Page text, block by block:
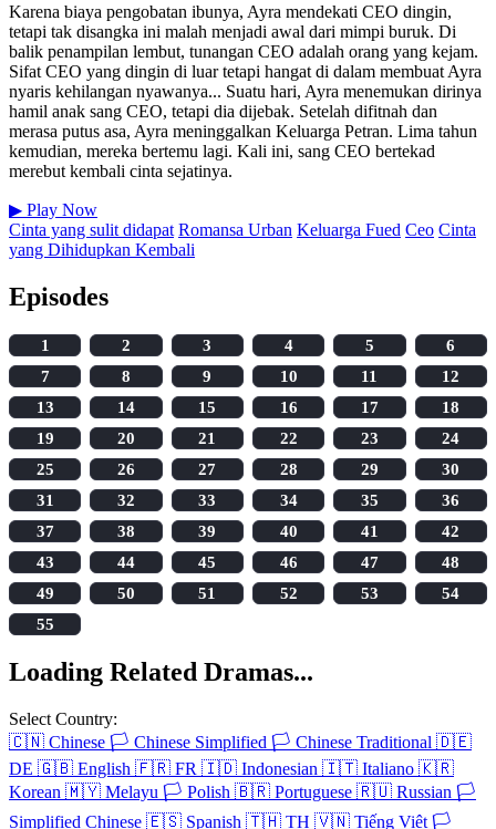
Karena biaya pengobatan ibunya, Ayra mendekati CEO dingin,
tetapi tak disangka ini malah menjadi awal dari mimpi buruk. Di
balik penampilan lembut, tunangan CEO adalah orang yang kejam.
Sifat CEO yang dingin di luar tetapi hangat di dalam membuat Ayra
nyaris kehilangan nyawanya... Suatu hari, Ayra menemukan dirinya
hamil anak sang CEO, tetapi dia dijebak. Setelah difitnah dan
merasa putus asa, Ayra meninggalkan Keluarga Petran. Lima tahun
kemudian, mereka bertemu lagi. Kali ini, sang CEO bertekad
merebut kembali cinta sejatinya.
▶ Play Now
Cinta yang sulit didapat Romansa Urban Keluarga Fued Ceo Cinta
yang Dihidupkan Kembali
Episodes
1 2 3 4 5
6
7
8 9 10 11
12
13
14 15 16 17
18
19
20 21 22 23
24
25
26 27 28 29
30
31
32 33 34 35
36
37
38 39 40 41
42
43
44 45 46 47
48
49
50 51 52 53
54
55
Loading Related Dramas...
Select Country:
🇨🇳 Chinese 🏳️ Chinese Simplified 🏳️ Chinese Traditional 🇩🇪
DE 🇬🇧 English 🇫🇷 FR 🇮🇩 Indonesian 🇮🇹 Italiano 🇰🇷
Korean 🇲🇾 Melayu 🏳️ Polish 🇧🇷 Portuguese 🇷🇺 Russian 🏳️
Simplified Chinese 🇪🇸 Spanish 🇹🇭 TH 🇻🇳 Tiếng Việt 🏳️